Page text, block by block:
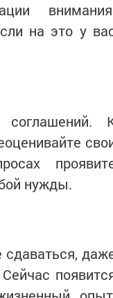
на это у
нужды.